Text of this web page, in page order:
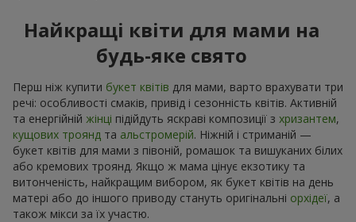
Найкращі квіти для мами на
будь-яке свято
Перш ніж купити букет квітів для мами, варто врахувати три
речі: особливості смаків, привід і сезонність квітів. Активній
та енергійній жінці підійдуть яскраві композиції з хризантем,
кущових троянд та альстромерій. Ніжній і стриманій —
букет квітів для мами з півоній, ромашок та вишуканих білих
або кремових троянд. Якщо ж мама цінує екзотику та
витонченість, найкращим вибором, як букет квітів на день
матері або до іншого приводу стануть оригінальні орхідеї, а
також мікси за їх участю.